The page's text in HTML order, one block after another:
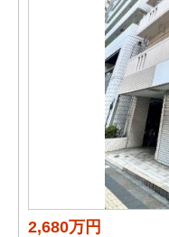
2,680万円